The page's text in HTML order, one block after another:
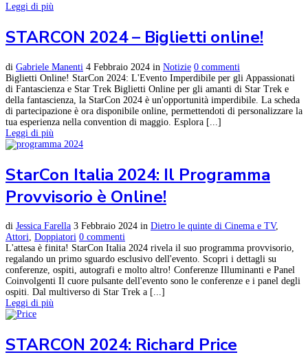
Leggi di più
STARCON 2024 – Biglietti online!
di Gabriele Manenti 4 Febbraio 2024 in Notizie 0 commenti
Biglietti Online! StarCon 2024: L'Evento Imperdibile per gli Appassionati
di Fantascienza e Star Trek Biglietti Online per gli amanti di Star Trek e
della fantascienza, la StarCon 2024 è un'opportunità imperdibile. La scheda
di partecipazione è ora disponibile online, permettendoti di personalizzare la
tua esperienza nella convention di maggio. Esplora [...]
Leggi di più
StarCon Italia 2024: Il Programma
Provvisorio è Online!
di Jessica Farella 3 Febbraio 2024 in Dietro le quinte di Cinema e TV,
Attori, Doppiatori 0 commenti
L'attesa è finita! StarCon Italia 2024 rivela il suo programma provvisorio,
regalando un primo sguardo esclusivo dell'evento. Scopri i dettagli su
conferenze, ospiti, autografi e molto altro! Conferenze Illuminanti e Panel
Coinvolgenti Il cuore pulsante dell'evento sono le conferenze e i panel degli
ospiti. Dal multiverso di Star Trek a [...]
Leggi di più
STARCON 2024: Richard Price